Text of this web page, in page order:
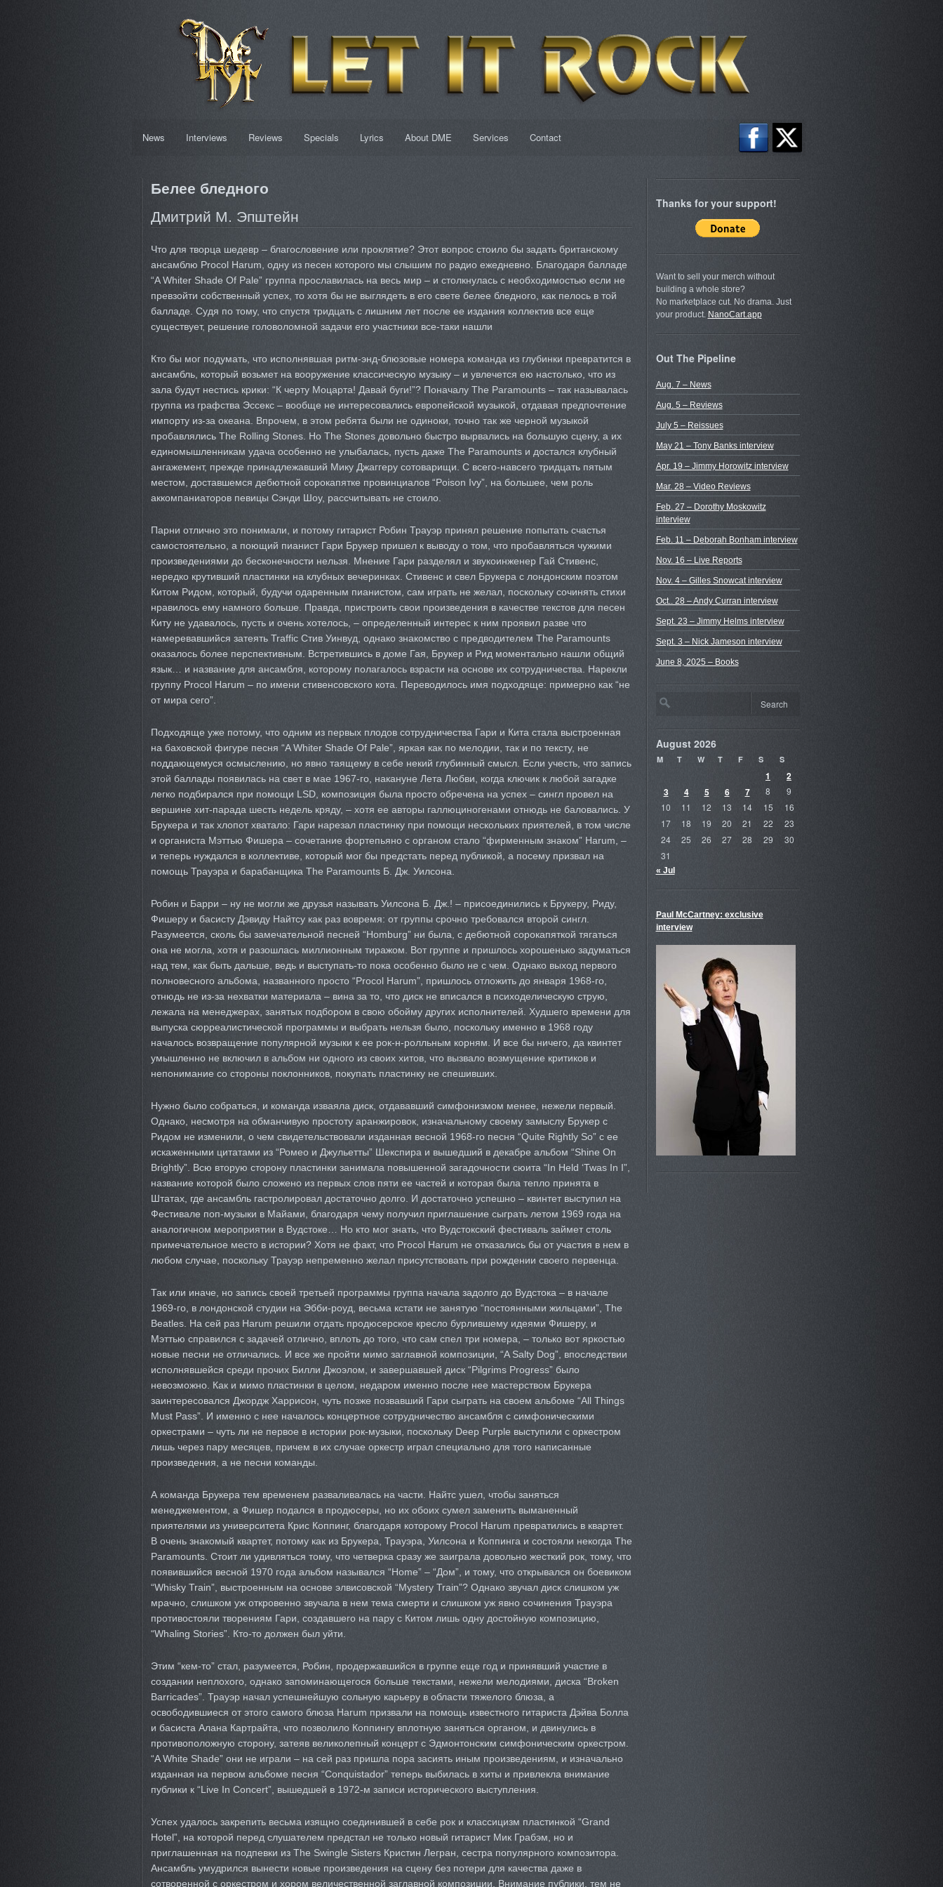
News Interviews Reviews Specials Lyrics About DME Services Contact
Белее бледного
Дмитрий М. Эпштейн
Что для творца шедевр – благословение или проклятие? Этот вопрос стоило бы задать британскому
ансамблю Procol Harum, одну из песен которого мы слышим по радио ежедневно. Благодаря балладе
“A Whiter Shade Of Pale” группа прославилась на весь мир – и столкнулась с необходимостью если не
превзойти собственный успех, то хотя бы не выглядеть в его свете белее бледного, как пелось в той
балладе. Судя по тому, что спустя тридцать с лишним лет после ее издания коллектив все еще
существует, решение головоломной задачи его участники все-таки нашли
Кто бы мог подумать, что исполнявшая ритм-энд-блюзовые номера команда из глубинки превратится в
ансамбль, который возьмет на вооружение классическую музыку – и увлечется ею настолько, что из
зала будут нестись крики: “К черту Моцарта! Давай буги!”? Поначалу The Paramounts – так называлась
группа из графства Эссекс – вообще не интересовались европейской музыкой, отдавая предпочтение
импорту из-за океана. Впрочем, в этом ребята были не одиноки, точно так же черной музыкой
пробавлялись The Rolling Stones. Но The Stones довольно быстро вырвались на большую сцену, а их
единомышленникам удача особенно не улыбалась, пусть даже The Paramounts и достался клубный
ангажемент, прежде принадлежавший Мику Джаггеру сотоварищи. С всего-навсего тридцать пятым
местом, доставшемся дебютной сорокапятке провинциалов “Poison Ivy”, на большее, чем роль
аккомпаниаторов певицы Сэнди Шоу, рассчитывать не стоило.
Парни отлично это понимали, и потому гитарист Робин Трауэр принял решение попытать счастья
самостоятельно, а поющий пианист Гари Брукер пришел к выводу о том, что пробавляться чужими
произведениями до бесконечности нельзя. Мнение Гари разделял и звукоинженер Гай Стивенс,
нередко крутивший пластинки на клубных вечеринках. Стивенс и свел Брукера с лондонским поэтом
Китом Ридом, который, будучи одаренным пианистом, сам играть не желал, поскольку сочинять стихи
нравилось ему намного больше. Правда, пристроить свои произведения в качестве текстов для песен
Киту не удавалось, пусть и очень хотелось, – определенный интерес к ним проявил разве что
намеревавшийся затеять Traffic Стив Уинвуд, однако знакомство с предводителем The Paramounts
оказалось более перспективным. Встретившись в доме Гая, Брукер и Рид моментально нашли общий
язык… и название для ансамбля, которому полагалось взрасти на основе их сотрудничества. Нарекли
группу Procol Harum – по имени стивенсовского кота. Переводилось имя подходяще: примерно как “не
от мира сего”.
Подходяще уже потому, что одним из первых плодов сотрудничества Гари и Кита стала выстроенная
на баховской фигуре песня “A Whiter Shade Of Pale”, яркая как по мелодии, так и по тексту, не
поддающемуся осмыслению, но явно таящему в себе некий глубинный смысл. Если учесть, что запись
этой баллады появилась на свет в мае 1967-го, накануне Лета Любви, когда ключик к любой загадке
легко подбирался при помощи LSD, композиция была просто обречена на успех – сингл провел на
вершине хит-парада шесть недель кряду, – хотя ее авторы галлюциногенами отнюдь не баловались. У
Брукера и так хлопот хватало: Гари нарезал пластинку при помощи нескольких приятелей, в том числе
и органиста Мэттью Фишера – сочетание фортепьяно с органом стало “фирменным знаком” Harum, –
и теперь нуждался в коллективе, который мог бы предстать перед публикой, а посему призвал на
помощь Трауэра и барабанщика The Paramounts Б. Дж. Уилсона.
Робин и Барри – ну не могли же друзья называть Уилсона Б. Дж.! – присоединились к Брукеру, Риду,
Фишеру и басисту Дэвиду Найтсу как раз вовремя: от группы срочно требовался второй сингл.
Разумеется, сколь бы замечательной песней “Homburg” ни была, с дебютной сорокапяткой тягаться
она не могла, хотя и разошлась миллионным тиражом. Вот группе и пришлось хорошенько задуматься
над тем, как быть дальше, ведь и выступать-то пока особенно было не с чем. Однако выход первого
полновесного альбома, названного просто “Procol Harum”, пришлось отложить до января 1968-го,
отнюдь не из-за нехватки материала – вина за то, что диск не вписался в психоделическую струю,
лежала на менеджерах, занятых подбором в свою обойму других исполнителей. Худшего времени для
выпуска сюрреалистической программы и выбрать нельзя было, поскольку именно в 1968 году
началось возвращение популярной музыки к ее рок-н-ролльным корням. И все бы ничего, да квинтет
умышленно не включил в альбом ни одного из своих хитов, что вызвало возмущение критиков и
непонимание со стороны поклонников, покупать пластинку не спешивших.
Нужно было собраться, и команда изваяла диск, отдававший симфонизмом менее, нежели первый.
Однако, несмотря на обманчивую простоту аранжировок, изначальному своему замыслу Брукер с
Ридом не изменили, о чем свидетельствовали изданная весной 1968-го песня “Quite Rightly So” с ее
искаженными цитатами из “Ромео и Джульетты” Шекспира и вышедший в декабре альбом “Shine On
Brightly”. Всю вторую сторону пластинки занимала повышенной загадочности сюита “In Held ‘Twas In I”,
название которой было сложено из первых слов пяти ее частей и которая была тепло принята в
Штатах, где ансамбль гастролировал достаточно долго. И достаточно успешно – квинтет выступил на
Фестивале поп-музыки в Майами, благодаря чему получил приглашение сыграть летом 1969 года на
аналогичном мероприятии в Вудстоке… Но кто мог знать, что Вудстокский фестиваль займет столь
примечательное место в истории? Хотя не факт, что Procol Harum не отказались бы от участия в нем в
любом случае, поскольку Трауэр непременно желал присутствовать при рождении своего первенца.
Так или иначе, но запись своей третьей программы группа начала задолго до Вудстока – в начале
1969-го, в лондонской студии на Эбби-роуд, весьма кстати не занятую “постоянными жильцами”, The
Beatles. На сей раз Harum решили отдать продюсерское кресло бурлившему идеями Фишеру, и
Мэттью справился с задачей отлично, вплоть до того, что сам спел три номера, – только вот яркостью
новые песни не отличались. И все же пройти мимо заглавной композиции, “A Salty Dog”, впоследствии
исполнявшейся среди прочих Билли Джоэлом, и завершавшей диск “Pilgrims Progress” было
невозможно. Как и мимо пластинки в целом, недаром именно после нее мастерством Брукера
заинтересовался Джордж Харрисон, чуть позже позвавший Гари сыграть на своем альбоме “All Things
Must Pass”. И именно с нее началось концертное сотрудничество ансамбля с симфоническими
оркестрами – чуть ли не первое в истории рок-музыки, поскольку Deep Purple выступили с оркестром
лишь через пару месяцев, причем в их случае оркестр играл специально для того написанные
произведения, а не песни команды.
А команда Брукера тем временем разваливалась на части. Найтс ушел, чтобы заняться
менеджементом, а Фишер подался в продюсеры, но их обоих сумел заменить выманенный
приятелями из университета Крис Коппинг, благодаря которому Procol Harum превратились в квартет.
В очень знакомый квартет, потому как из Брукера, Трауэра, Уилсона и Коппинга и состояли некогда The
Paramounts. Стоит ли удивляться тому, что четверка сразу же заиграла довольно жесткий рок, тому, что
появившийся весной 1970 года альбом назывался “Home” – “Дом”, и тому, что открывался он боевиком
“Whisky Train”, выстроенным на основе элвисовской “Mystery Train”? Однако звучал диск слишком уж
мрачно, слишком уж откровенно звучала в нем тема смерти и слишком уж явно сочинения Трауэра
противостояли творениям Гари, создавшего на пару с Китом лишь одну достойную композицию,
“Whaling Stories”. Кто-то должен был уйти.
Этим “кем-то” стал, разумеется, Робин, продержавшийся в группе еще год и принявший участие в
создании неплохого, однако запоминающегося больше текстами, нежели мелодиями, диска “Broken
Barricades”. Трауэр начал успешнейшую сольную карьеру в области тяжелого блюза, а
освободившиеся от этого самого блюза Harum призвали на помощь известного гитариста Дэйва Болла
и басиста Алана Картрайта, что позволило Коппингу вплотную заняться органом, и двинулись в
противоположную сторону, затеяв великолепный концерт с Эдмонтонским симфоническим оркестром.
“A White Shade” они не играли – на сей раз пришла пора засиять иным произведениям, и изначально
изданная на первом альбоме песня “Conquistador” теперь выбилась в хиты и привлекла внимание
публики к “Live In Concert”, вышедшей в 1972-м записи исторического выступления.
Успех удалось закрепить весьма изящно соединившей в себе рок и классицизм пластинкой “Grand
Hotel”, на которой перед слушателем предстал не только новый гитарист Мик Грабэм, но и
приглашенная на подпевки из The Swingle Sisters Кристин Легран, сестра популярного композитора.
Ансамбль умудрился вынести новые произведения на сцену без потери для качества даже в
сотворенной с оркестром и хором величественной заглавной композиции. Внимание публики, тем не
Thanks for your support!
Want to sell your merch without
building a whole store?
No marketplace cut. No drama. Just
your product. NanoCart.app
Out The Pipeline
Aug. 7 – News
Aug. 5 – Reviews
July 5 – Reissues
May 21 – Tony Banks interview
Apr. 19 – Jimmy Horowitz interview
Mar. 28 – Video Reviews
Feb. 27 – Dorothy Moskowitz
interview
Feb. 11 – Deborah Bonham interview
Nov. 16 – Live Reports
Nov. 4 – Gilles Snowcat interview
Oct.. 28 – Andy Curran interview
Sept. 23 – Jimmy Helms interview
Sept. 3 – Nick Jameson interview
June 8, 2025 – Books
August 2026
M T W T F S S
1
2
3
4 5 6 7 8
9
10
11 12 13 14 15
16
17
18 19 20 21 22
23
24
25 26 27 28 29
30
31
« Jul
Paul McCartney: exclusive
interview